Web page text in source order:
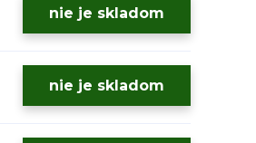
nie je skladom
nie je skladom